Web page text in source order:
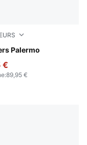
Palermo
Lavender-Gum
€
:89,95 €